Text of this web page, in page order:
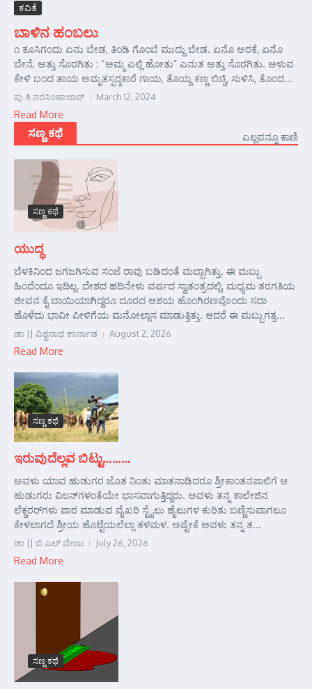
ಕವಿತೆ
ಬಾಳಿನ ಹಂಬಲು
೧ ಕೂಸಿಗಂದು ಏನು ಬೇಡ, ತಿಂಡಿ ಗೊಂಬೆ ಮುದ್ದು ಬೇಡ. ಏನೊ ಅರಕೆ, ಏನೊ
ಬೇನೆ, ಅತ್ತು ಸೊರಗಿತು : “ಅಮ್ಮ ಎಲ್ಲಿ ಹೋತು” ಎನುತ ಅತ್ತು ಸೊರಗಿತು. ಅಳುವ
ಕೇಳಿ ಬಂದ ತಾಯ ಅಮೃತಸ್ಪರ್‍ಶಕಾರೆ ಗಾಯ, ತೊಯ್ದ ಕಣ್ಣ ಬಿಚ್ಚಿ, ಸುಳಿಸಿ, ತೊಂದ...
ಪು ತಿ ನರಸಿಂಹಾಚಾರ್ March 12, 2024
Read More
ಸಣ್ಣ ಕಥೆ ಎಲ್ಲವನ್ನೂ ಕಾಣಿ
ಸಣ್ಣ ಕಥೆ
ಯುದ್ಧ
ಬೆಳಕಿನಿಂದ ಜಗಜಗಿಸುವ ಸಂಜೆ ರಾವು ಬಡಿದಂತೆ ಮಬ್ಬಾಗಿತ್ತು. ಈ ಮಬ್ಬು
ಹಿಂದೆಂದೂ ಇದಿಲ್ಲ. ದೇಶದ ಹದಿನೇಳು ವರ್ಷದ ಸ್ವಾತಂತ್ರದಲ್ಲಿ, ಮಧ್ಯಮ ತರಗತಿಯ
ಜೀವನ ಕೈ ಬಾಯಿಯಾಗಿದ್ದರೂ ದೂರದ ಆಶಯ ಹೊಂಗಿರಣವೊಂದು ಸದಾ
ಹೊಳೆದು ಭಾವೀ ಪೀಳಿಗೆಯ ಮನೋಲ್ಲಾಸ ಮಾಡುತ್ತಿತ್ತು. ಆದರೆ ಈ ಮಬ್ಬುಗತ್ತ...
ಡಾ || ವಿಶ್ವನಾಥ ಕಾರ್ನಾಡ August 2, 2026
Read More
ಸಣ್ಣ ಕಥೆ
ಇರುವುದೆಲ್ಲವ ಬಿಟ್ಟು………
ಅವಳು ಯಾವ ಹುಡುಗರ ಜೊತ ನಿಂತು ಮಾತನಾಡಿದರೂ ಶ್ರೀಕಾಂತನಪಾಲಿಗೆ ಆ
ಹುಡುಗರು ವಿಲನ್‌ಗಳಂತೆಯೇ ಭಾಸವಾಗುತ್ತಿದ್ದರು. ಅವಳು ತನ್ನ ಕಾಲೇಜಿನ
ಲೆಕ್ಚರರ್‌ಗಳು ಪಾಠ ಮಾಡುವ ವೈಖರಿ ಸ್ಟೈಲು ಹೈಲುಗಳ ಕುರಿತು ಬಣ್ಣಿಸುವಾಗಲೂ
ಕೇಳಲಾಗದೆ ಶ್ರೀಯ ಹೊಟ್ಟೆಯಲೆಲ್ಲಾ ತಳಮಳ. ಅಷ್ಟೇಕೆ ಅವಳು ತನ್ನ ತ...
ಡಾ || ಬಿ ಎಲ್ ವೇಣು July 26, 2026
Read More
ಸಣ್ಣ ಕಥೆ